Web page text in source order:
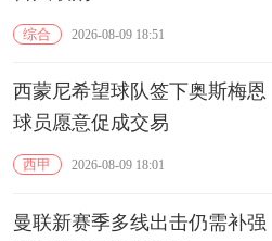
综合 2026-08-09 18:51
西蒙尼希望球队签下奥斯梅恩
球员愿意促成交易
西甲 2026-08-09 18:01
曼联新赛季多线出击仍需补强